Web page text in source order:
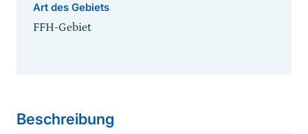
Art des Gebiets
FFH-Gebiet
Beschreibung